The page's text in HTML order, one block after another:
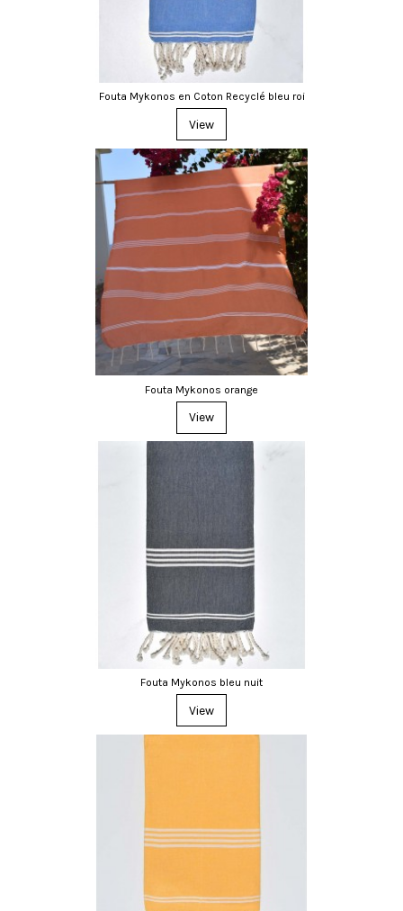
Fouta Mykonos en Coton Recyclé bleu roi
View
Fouta Mykonos orange
View
Fouta Mykonos bleu nuit
View